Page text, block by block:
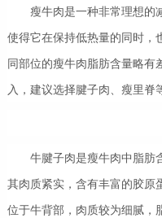
瘦牛肉是一种非常理想的
使得它在保持低热量的同时，
同部位的瘦牛肉脂肪含量略
入，建议选择腱子肉、瘦里脊
牛腱子肉是瘦牛肉中脂肪
其肉质紧实，含有丰富的胶原
位于牛背部，肉质较为细腻，